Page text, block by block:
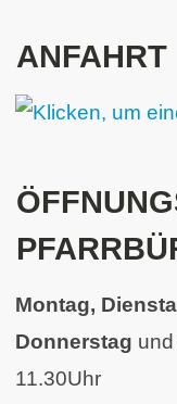
ANFAHRT
Montag,
Donnerstag und
11.30Uhr